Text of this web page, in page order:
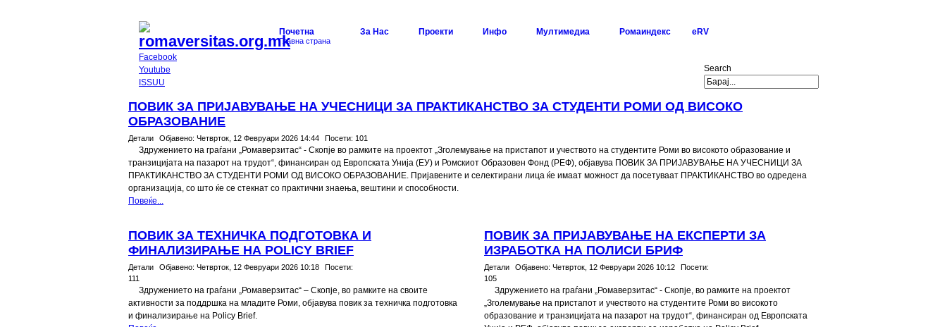
Почетна
Главна страна
За Нас Проекти Инфо Мултимедиа Ромаиндекс eRV
Search
Facebook
Youtube
ISSUU
ПОВИК ЗА ПРИЈАВУВАЊЕ НА УЧЕСНИЦИ ЗА ПРАКТИКАНСТВО ЗА СТУДЕНТИ РОМИ ОД ВИСОКО
ОБРАЗОВАНИЕ
Детали Објавено: Четврток, 12 Февруари 2026 14:44 Посети: 101
Здружението на граѓани „Ромаверзитас“ - Скопје во рамките на проектот „Зголемување на пристапот и учеството на студентите Роми во високото образование и
транзицијата на пазарот на трудот“, финансиран од Европската Унија (ЕУ) и Ромскиот Образовен Фонд (РЕФ), објавува ПОВИК ЗА ПРИЈАВУВАЊЕ НА УЧЕСНИЦИ ЗА
ПРАКТИКАНСТВО ЗА СТУДЕНТИ РОМИ ОД ВИСОКО ОБРАЗОВАНИЕ. Пријавените и селектирани лица ќе имаат можност да посетуваат ПРАКТИКАНСТВО во одредена
организација, со што ќе се стекнат со практични знаења, вештини и способности.
Повеќе...
ПОВИК ЗА ТЕХНИЧКА ПОДГОТОВКА И
ФИНАЛИЗИРАЊЕ НА POLICY BRIEF
Детали Објавено: Четврток, 12 Февруари 2026 10:18
Посети:
111
Здружението на граѓани „Ромаверзитас“ – Скопје, во рамките на своите
активности за поддршка на младите Роми, објавува повик за техничка подготовка
и финализирање на Policy Brief.
ПОВИК ЗА ПРИЈАВУВАЊЕ НА ЕКСПЕРТИ ЗА
ИЗРАБОТКА НА ПОЛИСИ БРИФ
Детали Објавено: Четврток, 12 Февруари 2026 10:12
Посети:
105
Здружението на граѓани „Ромаверзитас“ - Скопје, во рамките на проектот
„Зголемување на пристапот и учеството на студентите Роми во високото
образование и транзицијата на пазарот на трудот“, финансиран од Европската